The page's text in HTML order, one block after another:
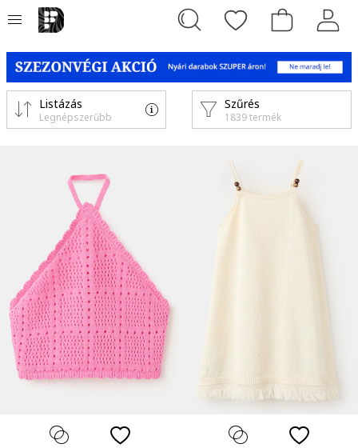
Szűrés
1839 termék
Listázás
Legnépszerűbb